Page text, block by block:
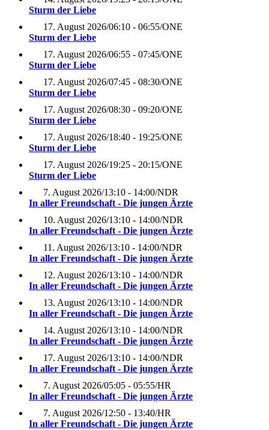
Sturm der Liebe
17. August 2026/06:10 - 06:55/ONE
Sturm der Liebe
17. August 2026/06:55 - 07:45/ONE
Sturm der Liebe
17. August 2026/07:45 - 08:30/ONE
Sturm der Liebe
17. August 2026/08:30 - 09:20/ONE
Sturm der Liebe
17. August 2026/18:40 - 19:25/ONE
Sturm der Liebe
17. August 2026/19:25 - 20:15/ONE
Sturm der Liebe
7. August 2026/13:10 - 14:00/NDR
In aller Freundschaft - Die jungen Ärzte
10. August 2026/13:10 - 14:00/NDR
In aller Freundschaft - Die jungen Ärzte
11. August 2026/13:10 - 14:00/NDR
In aller Freundschaft - Die jungen Ärzte
12. August 2026/13:10 - 14:00/NDR
In aller Freundschaft - Die jungen Ärzte
13. August 2026/13:10 - 14:00/NDR
In aller Freundschaft - Die jungen Ärzte
14. August 2026/13:10 - 14:00/NDR
In aller Freundschaft - Die jungen Ärzte
17. August 2026/13:10 - 14:00/NDR
In aller Freundschaft - Die jungen Ärzte
7. August 2026/05:05 - 05:55/HR
In aller Freundschaft - Die jungen Ärzte
7. August 2026/12:50 - 13:40/HR
In aller Freundschaft - Die jungen Ärzte